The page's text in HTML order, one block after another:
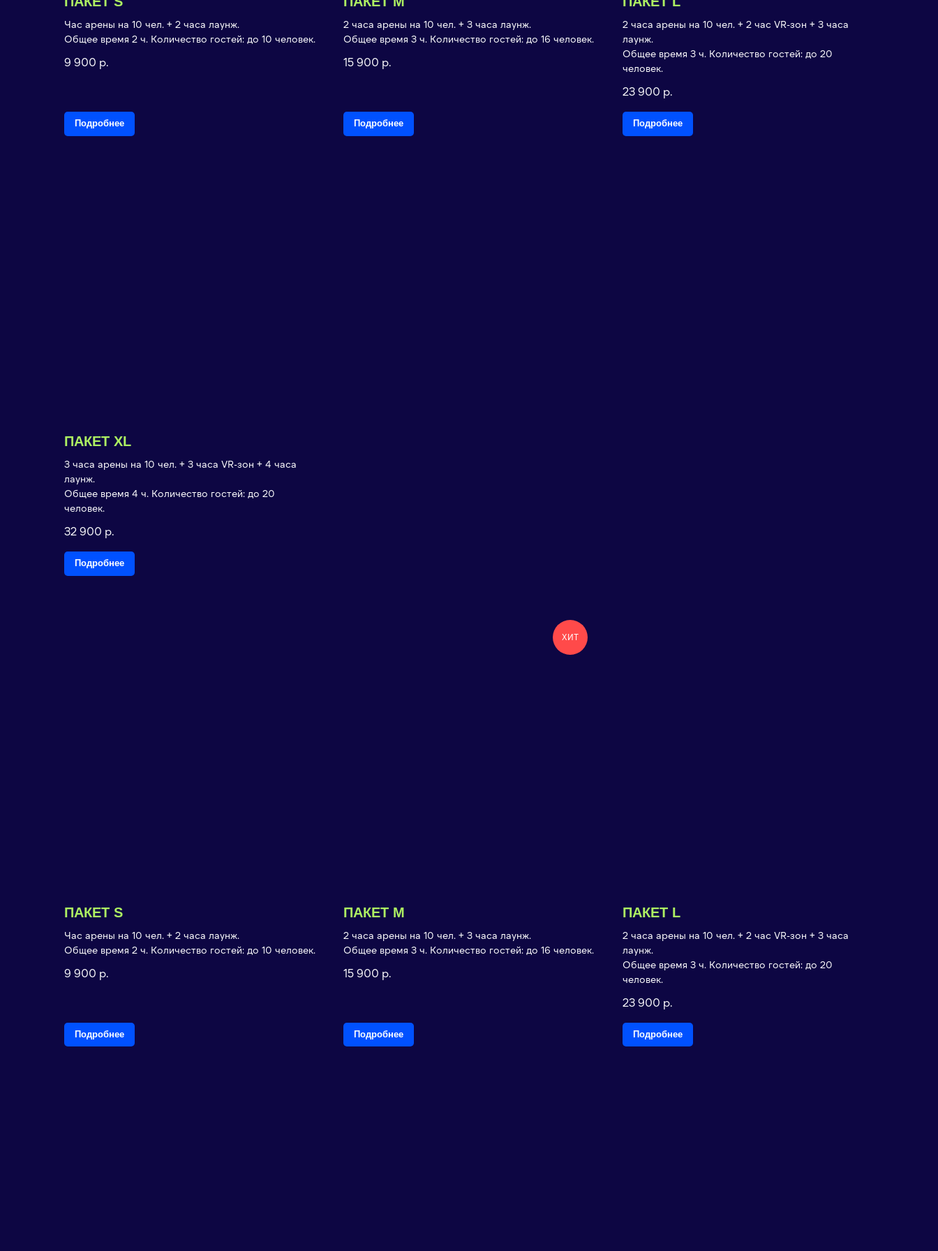
Час арены на 10 чел. + 2 часа лаунж.
Общее время 2 ч. Количество гостей: до 10 человек.
9 900 р.
Подробнее
2 часа арены на 10 чел. + 3 часа лаунж.
Общее время 3 ч. Количество гостей: до 16 человек.
15 900 р.
Подробнее
2 часа арены на 10 чел. + 2 час VR-зон + 3 часа
лаунж.
Общее время 3 ч. Количество гостей: до 20
человек.
23 900 р.
Подробнее
ПАКЕТ XL
3 часа арены на 10 чел. + 3 часа VR-зон + 4 часа
лаунж.
Общее время 4 ч. Количество гостей: до 20
человек.
32 900 р.
Подробнее
ПАКЕТ S
Час арены на 10 чел. + 2 часа лаунж.
Общее время 2 ч. Количество гостей: до 10 человек.
9 900 р.
Подробнее
ХИТ
ПАКЕТ M
2 часа арены на 10 чел. + 3 часа лаунж.
Общее время 3 ч. Количество гостей: до 16 человек.
15 900 р.
Подробнее
ПАКЕТ L
2 часа арены на 10 чел. + 2 час VR-зон + 3 часа
лаунж.
Общее время 3 ч. Количество гостей: до 20
человек.
23 900 р.
Подробнее